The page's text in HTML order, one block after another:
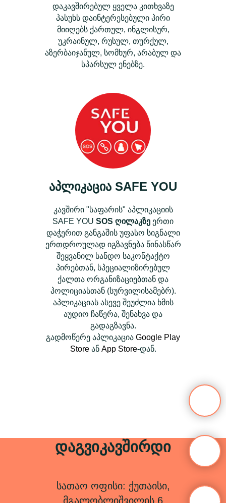
დაკავშირებულ ყველა კითხვაზე
პასუხს დაინტერესებული პირი
მიიღებს ქართულ, ინგლისურ,
უკრაინულ, რუსულ, თურქულ,
აზერბაიჯანულ, სომხურ, არაბულ და
სპარსულ ენებზე.
აპლიკაცია SAFE YOU
კავშირი "საფარის" აპლიკაციის
SAFE YOU SOS ღილაკზე ერთი
დაჭერით განგაშის უფასო სიგნალი
ერთდროულად იგზავნება წინასწარ
შეყვანილ სანდო საკონტაქტო
პირებთან, სპეციალიზირებულ
ქალთა ორგანიზაციებთან და
პოლიციასთან (სურვილისამებრ).
აპლიკაციას ასევე შეუძლია ხმის
აუდიო ჩაწერა, შენახვა და
გადაგზავნა.
გადმოწერე აპლიკაცია Google Play
Storeან App Store-დან.
დაგვიკავშირდი
სათაო ოფისი: ქუთაისი,
მგალობლიშვილის 6